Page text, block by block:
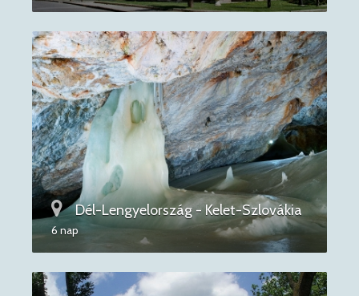
Dél-Lengyelország - Kelet-Szlovákia
6 nap